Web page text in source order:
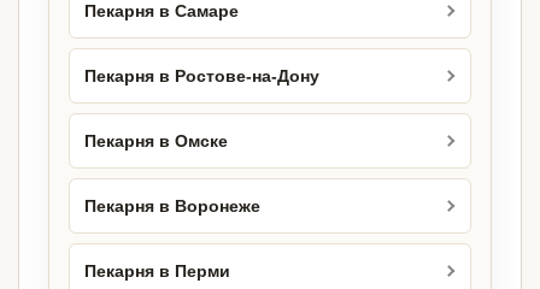
Пекарня в Самаре
Пекарня в Ростове-на-Дону
Пекарня в Омске
Пекарня в Воронеже
Пекарня в Перми